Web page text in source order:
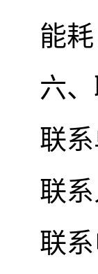
能
六
联
联
联